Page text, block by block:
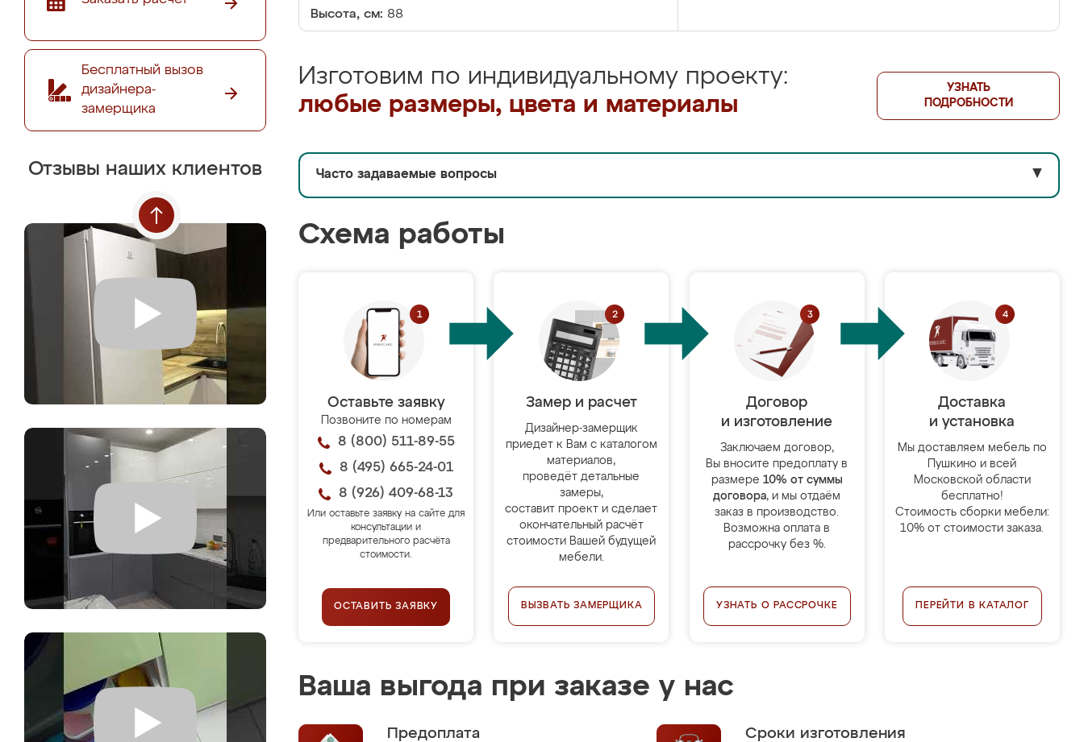
Бесплатный вызов
дизайнера-
замерщика
Отзывы наших клиентов
Высота, см: 88
Изготовим по индивидуальному проекту:
любые размеры, цвета и материалы
УЗНАТЬ
ПОДРОБНОСТИ
Часто задаваемые вопросы ▼
Схема работы
Оставьте заявку
Позвоните по номерам
8 (800) 511-89-55
8 (495) 665-24-01
8 (926) 409-68-13
Или оставьте заявку на сайте для
консультации и
предварительного расчёта
стоимости.
ОСТАВИТЬ ЗАЯВКУ
Замер и расчет
Дизайнер-замерщик
приедет к Вам с каталогом
материалов,
проведёт детальные
замеры,
составит проект и сделает
окончательный расчёт
стоимости Вашей будущей
мебели.
ВЫЗВАТЬ ЗАМЕРЩИКА
Договор
и изготовление
Заключаем договор,
Вы вносите предоплату в
размере 10% от суммы
договора, и мы отдаём
заказ в производство.
Возможна оплата в
рассрочку без %.
УЗНАТЬ О РАССРОЧКЕ
Доставка
и установка
Мы доставляем мебель по
Пушкино и всей
Московской области
бесплатно!
Стоимость сборки мебели:
10% от стоимости заказа.
ПЕРЕЙТИ В КАТАЛОГ
Ваша выгода при заказе у нас
Предоплата
Сроки изготовления